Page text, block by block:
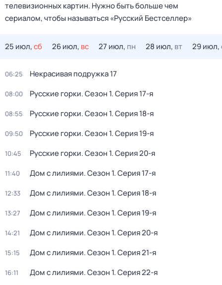
телевизионных картин. Нужно быть больше чем
сериалом, чтобы называться «Русский Бестселлер»
25 июл,сб 26 июл, вс 27 июл, пн 28 июл, вт 29 июл,
06:25 Некрасивая подружка 17
08:00 Русские горки. Сезон 1. Серия 17-я
08:55 Русские горки. Сезон 1. Серия 18-я
09:50 Русские горки. Сезон 1. Серия 19-я
10:45 Русские горки. Сезон 1. Серия 20-я
11:40 Дом с лилиями. Сезон 1. Серия 17-я
12:33 Дом с лилиями. Сезон 1. Серия 18-я
13:27 Дом с лилиями. Сезон 1. Серия 19-я
14:21 Дом с лилиями. Сезон 1. Серия 20-я
15:15 Дом с лилиями. Сезон 1. Серия 21-я
16:11 Дом с лилиями. Сезон 1. Серия 22-я